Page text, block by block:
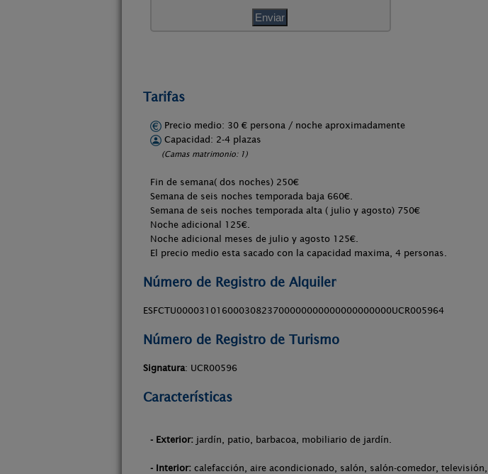
Tarifas
Precio medio: 30 € persona / noche aproximadamente
Capacidad: 2-4 plazas
(Camas matrimonio: 1)
Fin de semana( dos noches) 250€
Semana de seis noches temporada baja 660€.
Semana de seis noches temporada alta ( julio y agosto) 750€
Noche adicional 125€.
Noche adicional meses de julio y agosto 125€.
El precio medio esta sacado con la capacidad maxima, 4 personas.
Número de Registro de Alquiler
ESFCTU00003101600030823700000000000000000000UCR005964
Número de Registro de Turismo
Signatura: UCR00596
Características
- Exterior: jardín, patio, barbacoa, mobiliario de jardín.
- Interior: calefacción, aire acondicionado, salón, salón-comedor,